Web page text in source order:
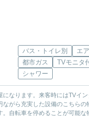
バス・トイレ別 エ
都市ガス
TVモニタ
シャワー
なります。来客時にはTVイ
がら充実した設備のこちら
自転車を停めることが可能な